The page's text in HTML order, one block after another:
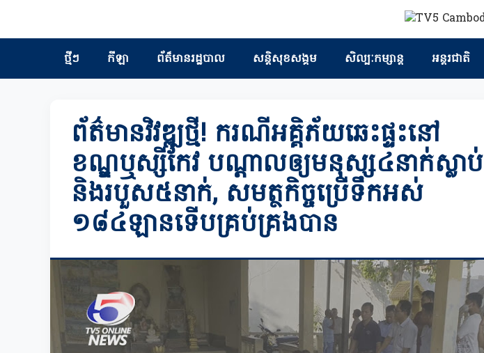
ថ្មីៗ កីឡា ព័ត៏មានរដ្ឋបាល សន្តិសុខសង្គម សិល្បៈកម្សាន្ត អន្តរជាតិ
ព័ត៌មានវិវឌ្ឍថ្មី! ករណីអគ្គិភ័យឆេះផ្ទះនៅ
ខណ្ឌឬស្សីកែវ បណ្ដាលឲ្យមនុស្ស៤នាក់ស្លាប់
និងរបួស៥នាក់, សមត្ថកិច្ចប្រើទឹកអស់
១៨៤ឡានទើបគ្រប់គ្រងបាន